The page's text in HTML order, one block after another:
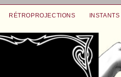
RÉTROPROJECTIONS